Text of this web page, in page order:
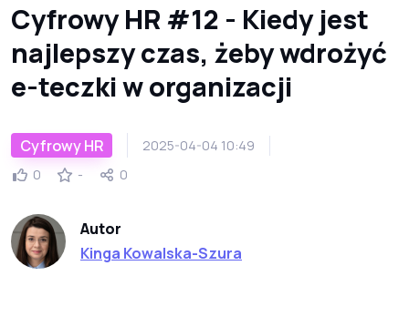
Cyfrowy HR #12 - Kiedy jest
najlepszy czas, żeby wdrożyć
e-teczki w organizacji
Cyfrowy HR
2025-04-04 10:49
0
- 0
Autor
Kinga Kowalska-Szura